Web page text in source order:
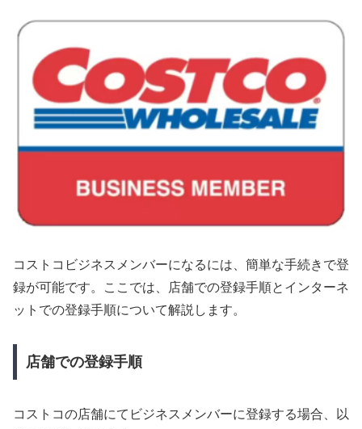
コストコビジネスメンバーになるには、簡単な手続きで登
録が可能です。ここでは、店舗での登録手順とインターネ
ットでの登録手順について解説します。
店舗での登録手順
コストコの店舗にてビジネスメンバーに登録する場合、以